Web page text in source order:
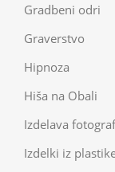
Gradbeni odri
Graverstvo
Hipnoza
Hiša na Obali
Izdelava
Izdelki iz